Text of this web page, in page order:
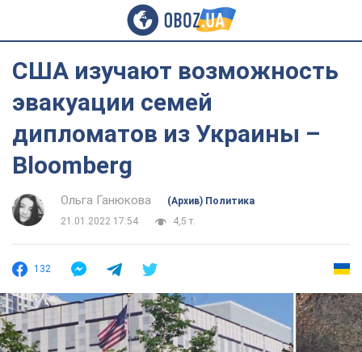
США изучают возможность
эвакуации семей
дипломатов из Украины –
Bloomberg
Ольга Ганюкова
(Архив) Политика
21.01.2022 17:54
4,5 т.
132